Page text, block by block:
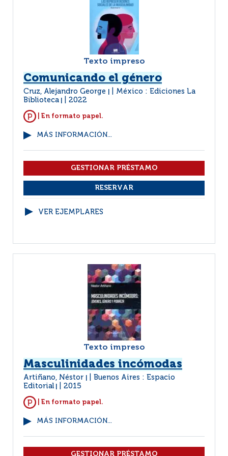
Texto impreso
Comunicando el género
Cruz, Alejandro George
México : Ediciones La
Biblioteca
2022
| En formato papel.
MÁS INFORMACIÓN...
VER EJEMPLARES
Texto impreso
Masculinidades incómodas
Artiñano, Néstor
Buenos Aires : Espacio
Editorial
2015
| En formato papel.
MÁS INFORMACIÓN...